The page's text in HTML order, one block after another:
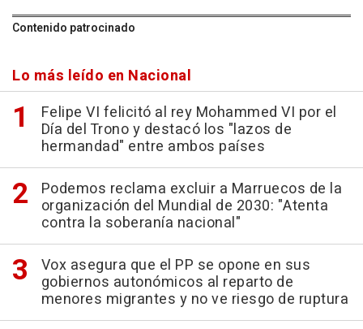
Contenido patrocinado
Lo más leído en Nacional
Felipe VI felicitó al rey Mohammed VI por el
Día del Trono y destacó los "lazos de
hermandad" entre ambos países
Podemos reclama excluir a Marruecos de la
organización del Mundial de 2030: "Atenta
contra la soberanía nacional"
Vox asegura que el PP se opone en sus
gobiernos autonómicos al reparto de
menores migrantes y no ve riesgo de ruptura